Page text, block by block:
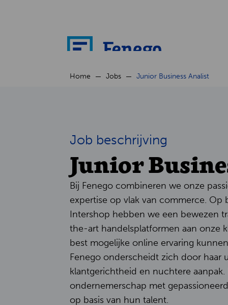
Home Jobs Junior Business Analist
Job beschrijving
Junior
Bij Fenego combineren we onze
expertise op vlak van commerce. Op
Intershop hebben we een bewezen
the-art handelsplatformen aan onze
best mogelijke online ervaring
Fenego onderscheidt zich door haar
klantgerichtheid en nuchtere
ondernemerschap met
op basis van hun talent.